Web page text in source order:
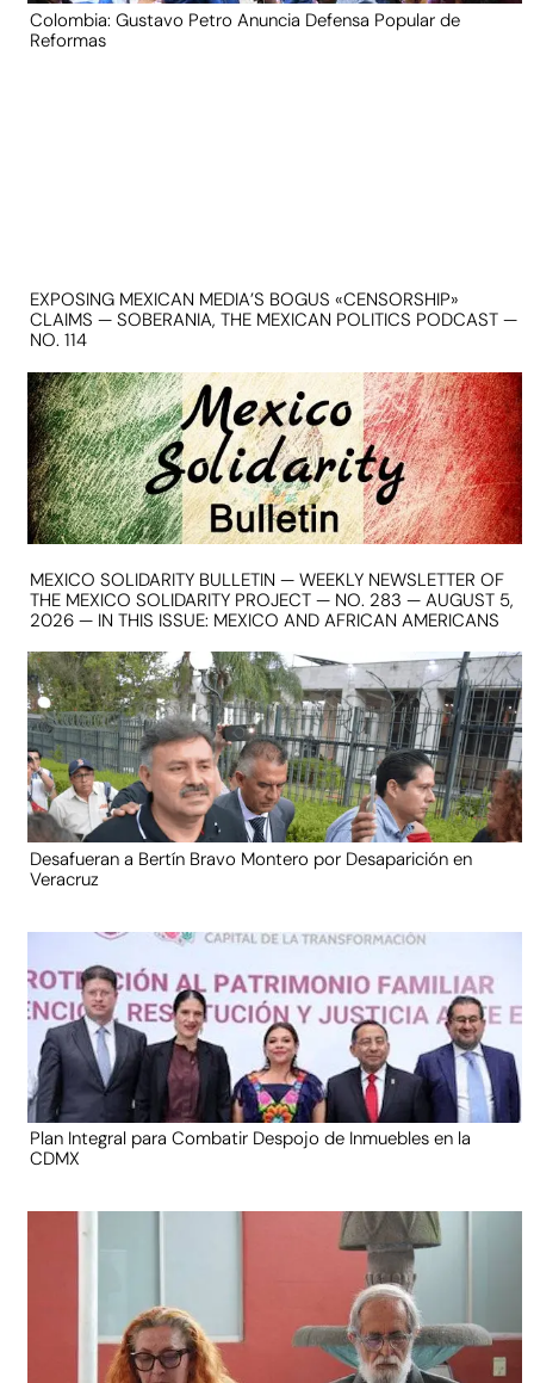
Colombia: Gustavo Petro Anuncia Defensa Popular de
Reformas
EXPOSING MEXICAN MEDIA’S BOGUS «CENSORSHIP»
CLAIMS — SOBERANIA, THE MEXICAN POLITICS PODCAST —
NO. 114
MEXICO SOLIDARITY BULLETIN — WEEKLY NEWSLETTER OF
THE MEXICO SOLIDARITY PROJECT — NO. 283 — AUGUST 5,
2026 — IN THIS ISSUE: MEXICO AND AFRICAN AMERICANS
Desafueran a Bertín Bravo Montero por Desaparición en
Veracruz
Plan Integral para Combatir Despojo de Inmuebles en la
CDMX